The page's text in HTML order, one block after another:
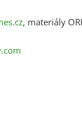
, materiály